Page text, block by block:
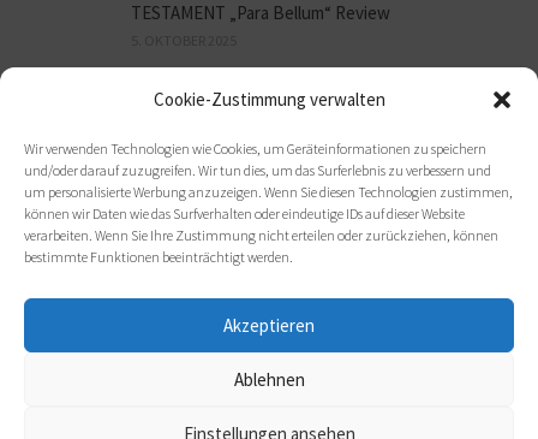
Cookie-Zustimmung verwalten
Wir verwenden Technologien wie Cookies, um Geräteinformationen zu speichern
und/oder darauf zuzugreifen. Wir tun dies, um das Surferlebnis zu verbessern und
um personalisierte Werbung anzuzeigen. Wenn Sie diesen Technologien zustimmen,
können wir Daten wie das Surfverhalten oder eindeutige IDs auf dieser Website
verarbeiten. Wenn Sie Ihre Zustimmung nicht erteilen oder zurückziehen, können
bestimmte Funktionen beeinträchtigt werden.
Akzeptieren
Ablehnen
Einstellungen ansehen
TESTAMENT „Para Bellum“ Review
REVIEWS
5. OKTOBER 2025